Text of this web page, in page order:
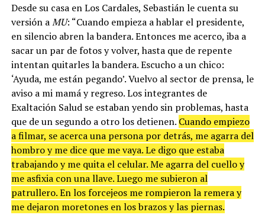
Desde su casa en Los Cardales, Sebastián le cuenta su
versión aMU: “Cuando empieza a hablar el presidente,
en silencio abren la bandera. Entonces me acerco, iba a
sacar un par de fotos y volver, hasta que de repente
intentan quitarles la bandera. Escucho a un chico:
‘Ayuda, me están pegando’. Vuelvo al sector de prensa, le
aviso a mi mamá y regreso. Los integrantes de
Exaltación Salud se estaban yendo sin problemas, hasta
que de un segundo a otro los detienen. Cuando empiezo
a filmar, se acerca una persona por detrás, me agarra del
hombro y me dice que me vaya. Le digo que estaba
trabajando y me quita el celular. Me agarra del cuello y
me asfixia con una llave. Luego me subieron al
patrullero. En los forcejeos me rompieron la remera y
me dejaron moretones en los brazos y las piernas.